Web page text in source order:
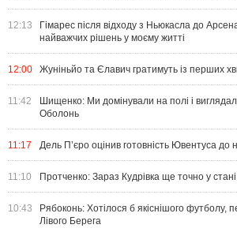
12:13
Гімарес після відходу з Ньюкасла до
найважчих рішень у моєму житті
12:00 Жуніньйо та Єлавич гратимуть із перших
11:42
Шищенко: Ми домінували на полі і
Оболонь
11:17 Дель П’єро оцінив готовність Ювентуса до
11:10 Протченко: Зараз Кудрівка ще точно у
10:43
Рябоконь: Хотілося б якіснішого футболу,
Лівого Берега